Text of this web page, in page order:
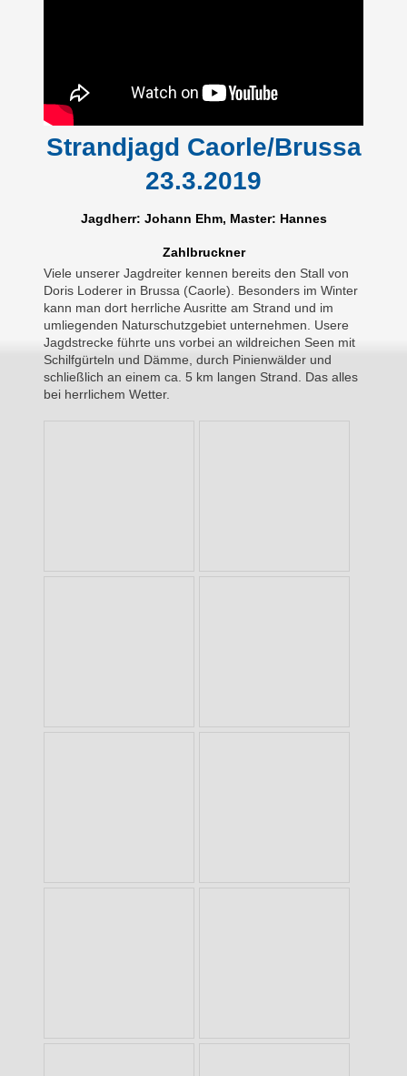
Strandjagd Caorle/Brussa
23.3.2019
Jagdherr: Johann Ehm, Master: Hannes
Zahlbruckner
Viele unserer Jagdreiter kennen bereits den Stall von
Doris Loderer in Brussa (Caorle). Besonders im Winter
kann man dort herrliche Ausritte am Strand und im
umliegenden Naturschutzgebiet unternehmen. Usere
Jagdstrecke führte uns vorbei an wildreichen Seen mit
Schilfgürteln und Dämme, durch Pinienwälder und
schließlich an einem ca. 5 km langen Strand. Das alles
bei herrlichem Wetter.